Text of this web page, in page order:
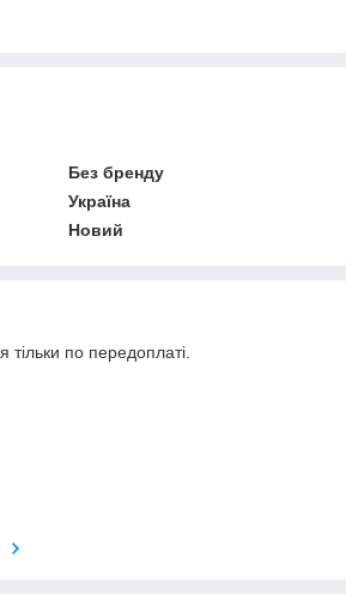
Без бренду
Україна
Новий
тільки по передоплаті.